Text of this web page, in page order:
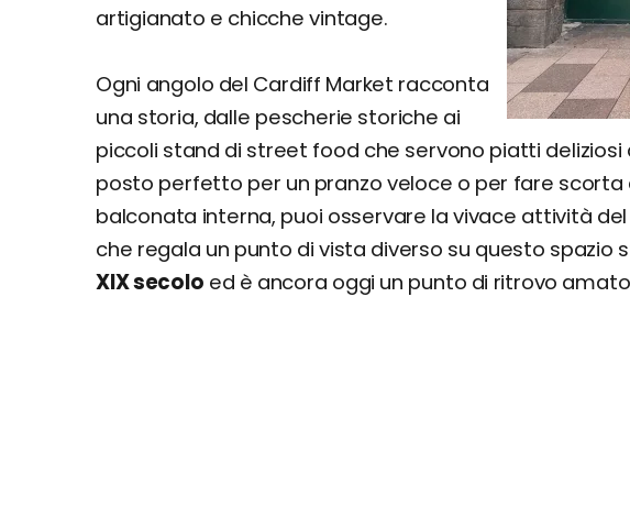
artigianato e chicche vintage.
Ogni angolo del Cardiff Market racconta
una storia, dalle pescherie storiche ai
piccoli stand di street food che servono piatti deliziosi
posto perfetto per un pranzo veloce o per fare scorta
balconata interna, puoi osservare la vivace attività
che regala un punto di vista diverso su questo spazio
XIX secolo ed è ancora oggi un punto di ritrovo